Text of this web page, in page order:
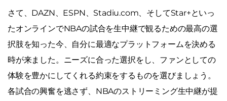
さて、DAZN、ESPN、Stadiu.com、そしてStar+といっ
たオンラインでNBAの試合を生中継で観るための最高の選
択肢を知った今、自分に最適なプラットフォームを決める
時が来ました。ニーズに合った選択をし、ファンとしての
体験を豊かにしてくれる約束をするものを選びましょう。
各試合の興奮を逃さず、NBAのストリーミング生中継が提